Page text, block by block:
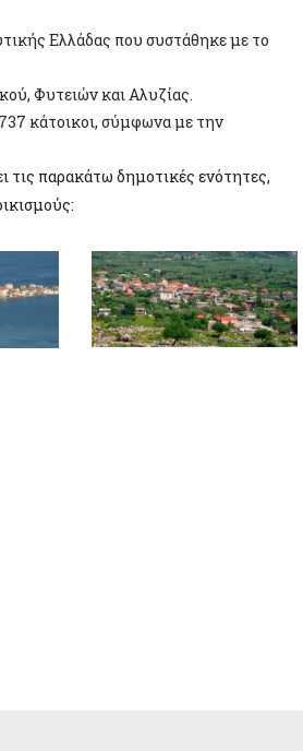
Ελλάδας που συστάθηκε με το
Φυτειών και Αλυζίας.
κάτοικοι, σύμφωνα με την
τις παρακάτω δημοτικές ενότητες,